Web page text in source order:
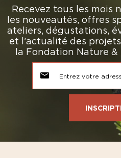
Recevez tous les mois
les nouveautés, offres
ateliers, dégustations,
et l’actualité des
la Fondation Nature &